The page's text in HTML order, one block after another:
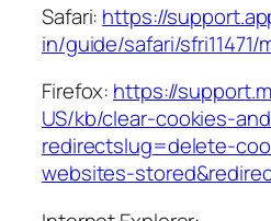
Safari: https://
in/guide/safari/sfri11471/
Firefox: https://
US/kb/clear-cookies-
redirectslug=delete-
websites-